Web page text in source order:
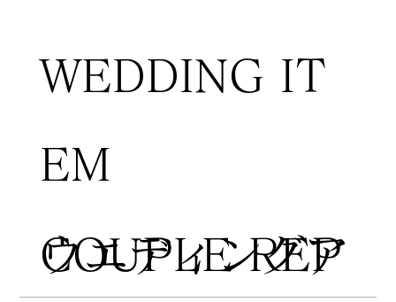
COUPLE REP
WEDDING IT
EM
​ウエディングア